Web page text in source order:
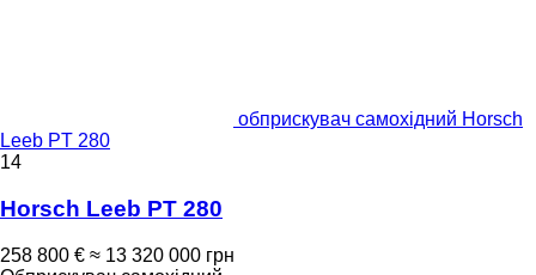
обприскувач самохідний Horsch
Leeb PT 280
14
Horsch Leeb PT 280
258 800 € ≈ 13 320 000 грн